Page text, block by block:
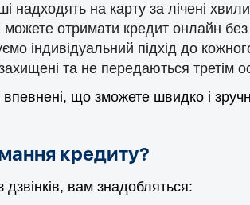
надходять на карту за лічені
можете отримати кредит онлайн без
індивідуальний підхід до
захищені та не передаються третім
що зможете швидко і
кредиту?
вам знадобляться: